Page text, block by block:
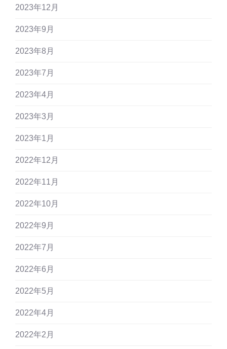
2023年12月
2023年9月
2023年8月
2023年7月
2023年4月
2023年3月
2023年1月
2022年12月
2022年11月
2022年10月
2022年9月
2022年7月
2022年6月
2022年5月
2022年4月
2022年2月